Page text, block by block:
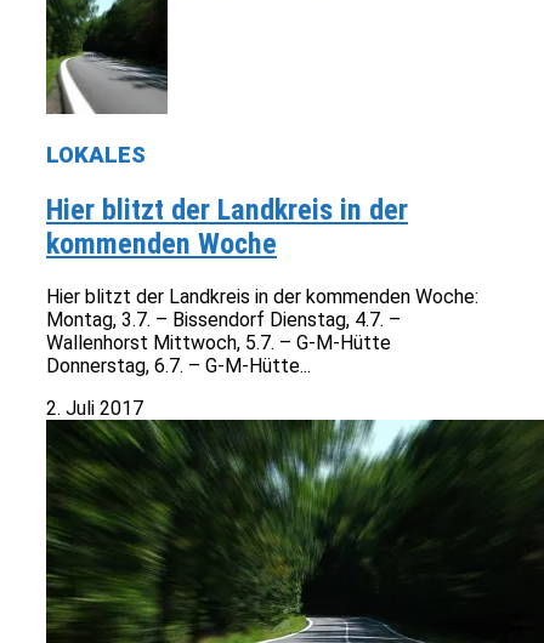
LOKALES
Hier blitzt der Landkreis in der
kommenden Woche
Hier blitzt der Landkreis in der kommenden Woche:
Montag, 3.7. – Bissendorf Dienstag, 4.7. –
Wallenhorst Mittwoch, 5.7. – G-M-Hütte
Donnerstag, 6.7. – G-M-Hütte...
2. Juli 2017